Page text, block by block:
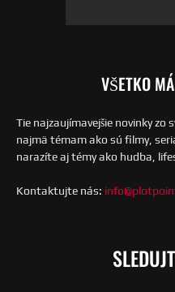
VŠETKO
Tie najzaujímavejšie novinky zo
najmä témam ako sú filmy,
narazíte aj témy ako hudba,
Kontaktujte nás: